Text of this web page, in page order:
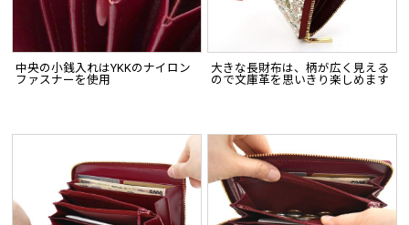
中央の小銭入れはYKKのナイロン
ファスナーを使用
大きな長財布は、柄が広く見える
ので文庫革を思いきり楽しめます